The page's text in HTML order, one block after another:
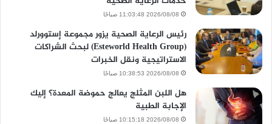
2026/08/08 11:03:48 صباحًا
رئيس الرعاية الصحية يزور مجموعة إستوورلد
(Esteworld Health Group) لبحث الشراكات
الاستراتيجية ونقل الخبرات
2026/08/08 10:38:53 صباحًا
هل اللبن المثلج يعالج حموضة المعدة؟ إليك
الإجابة الطبية
2026/08/08 10:15:18 صباحًا